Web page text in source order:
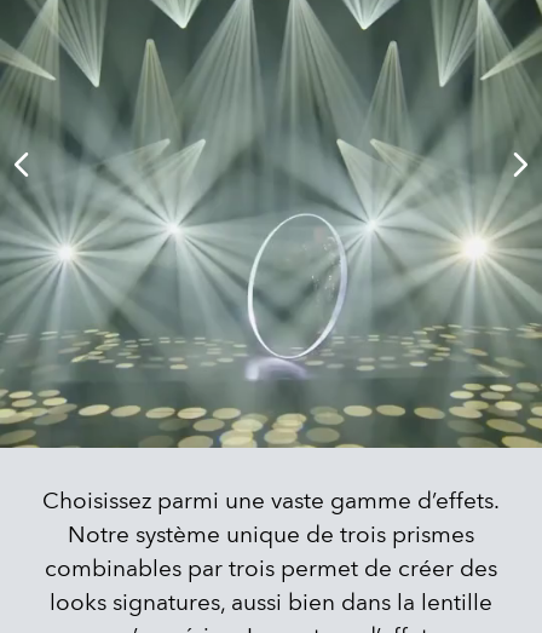
Choisissez parmi une vaste gamme d’effets.
Notre système unique de trois prismes
combinables par trois permet de créer des
looks signatures, aussi bien dans la lentille